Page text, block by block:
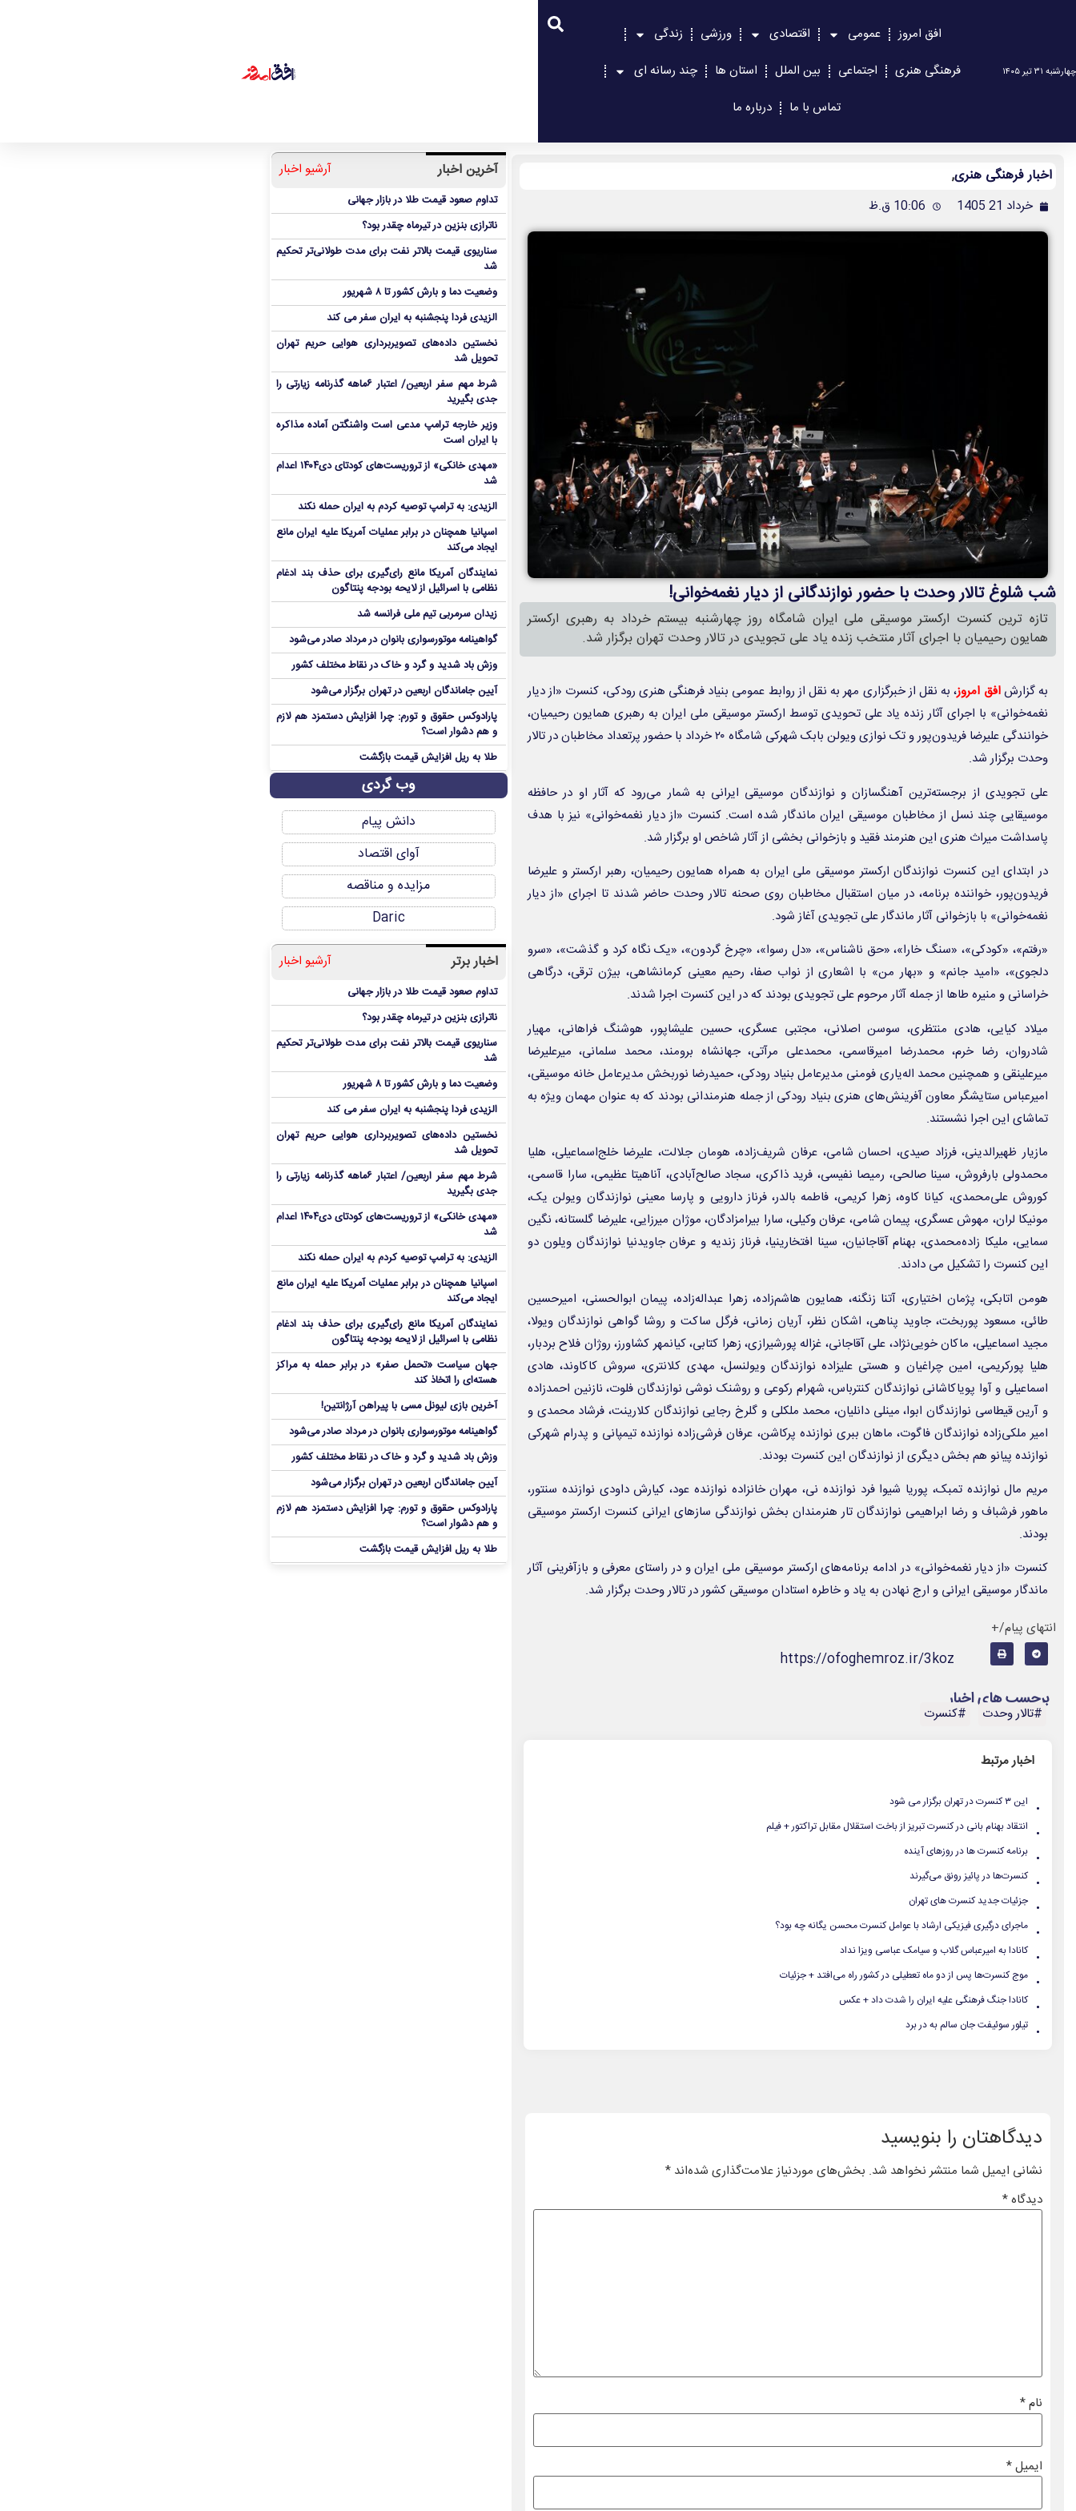
چهارشنبه ۳۱ تیر ۱۴۰۵
افق امروز عمومی اقتصادی ورزشی
زندگی
فرهنگی هنری
اجتماعی بین الملل استان ها
چند رسانه ای
تماس با ما
درباره ما
اخبار فرهنگی هنری,
خرداد 21 1405 10:06 ق.ظ
شب شلوغ تالار وحدت با حضور نوازندگانی از دیار نغمه‌خوانی!
تازه ترین کنسرت ارکستر موسیقی ملی ایران شامگاه روز چهارشنبه بیستم خرداد به رهبری ارکستر
همایون رحیمیان با اجرای آثار منتخب زنده یاد علی تجویدی در تالار وحدت تهران برگزار شد.
به گزارشافق امروز، به نقل از خبرگزاری مهر به نقل از روابط عمومی بنیاد فرهنگی هنری رودکی، کنسرت «از دیار
نغمه‌خوانی» با اجرای آثار زنده یاد علی تحویدی توسط ارکستر موسیقی ملی ایران به رهبری همایون رحیمیان،
خوانندگی علیرضا فریدون‌پور و تک نوازی ویولن بابک شهرکی شامگاه ۲۰ خرداد با حضور پرتعداد مخاطبان در تالار
وحدت برگزار شد.
علی تجویدی از برجسته‌ترین آهنگسازان و نوازندگان موسیقی ایرانی به شمار می‌رود که آثار او در حافظه
موسیقایی چند نسل از مخاطبان موسیقی ایران ماندگار شده است. کنسرت «از دیار نغمه‌خوانی» نیز با هدف
پاسداشت میراث هنری این هنرمند فقید و بازخوانی بخشی از آثار شاخص او برگزار شد.
در ابتدای این کنسرت نوازندگان ارکستر موسیقی ملی ایران به همراه همایون رحیمیان، رهبر ارکستر و علیرضا
فریدون‌پور، خواننده برنامه، در میان استقبال مخاطبان روی صحنه تالار وحدت حاضر شدند تا اجرای «از دیار
نغمه‌خوانی» با بازخوانی آثار ماندگار علی تجویدی آغاز شود.
«رفتم»، «کودکی»، «سنگ خارا»، «حق ناشناس»، «دل رسوا»، «چرخ گردون»، «یک نگاه کرد و گذشت»، «سرو
دلجوی»، «امید جانم» و «بهار من» با اشعاری از نواب صفا، رحیم معینی کرمانشاهی، بیژن ترقی، درگاهی
خراسانی و منیره طاها از جمله آثار مرحوم علی تجویدی بودند که در این کنسرت اجرا شدند.
میلاد کیایی، هادی منتظری، سوسن اصلانی، مجتبی عسگری، حسین علیشاپور، هوشنگ فراهانی، مهیار
شادروان، رضا خرم، محمدرضا امیرقاسمی، محمدعلی مرآتی، جهانشاه برومند، محمد سلمانی، میرعلیرضا
میرعلینقی و همچنین محمد اله‌یاری فومنی مدیرعامل بنیاد رودکی، حمیدرضا نوربخش مدیرعامل خانه موسیقی،
امیرعباس ستایشگر معاون آفرینش‌های هنری بنیاد رودکی از جمله هنرمندانی بودند که به عنوان مهمان ویژه به
تماشای این اجرا نشستند.
مازیار ظهیرالدینی، فرزاد صیدی، احسان شامی، عرفان شریف‌زاده، هومان جلالت، علیرضا خلج‌اسماعیلی، هلیا
محمدولی بارفروش، سینا صالحی، رمیصا نفیسی، فرید ذاکری، سجاد صالح‌آبادی، آناهیتا عظیمی، سارا قاسمی،
کوروش علی‌محمدی، کیانا کاوه، زهرا کریمی، فاطمه بالدر، فرناز دارویی و پارسا معینی نوازندگان ویولن یک،
مونیکا لران، مهوش عسگری، پیمان شامی، عرفان وکیلی، سارا بیرامزادگان، موژان میرزایی، علیرضا گلستانه، نگین
سمایی، ملیکا زاده‌محمدی، بهنام آقاجانیان، سینا افتخارینیا، فرناز زندیه و عرفان جاویدنیا نوازندگان ویلون دو
این کنسرت را تشکیل می دادند.
هومن اتابکی، پژمان اختیاری، آتنا زنگنه، همایون هاشم‌زاده، زهرا عبداله‌زاده، پیمان ابوالحسنی، امیرحسین
طائی، مسعود پوربخت، جاوید پناهی، اشکان نظر، آریان زمانی، فرگل ساکت و روشا گواهی نوازندگان ویولا،
مجید اسماعیلی، ماکان خویی‌نژاد، علی آقاجانی، غزاله پورشیرازی، زهرا کتابی، کیانمهر کشاورز، روژان فلاح بردبار،
هلیا پورکریمی، امین چراغیان و هستی علیزاده نوازندگان ویولنسل، مهدی کلانتری، سروش کاکاوند، هادی
اسماعیلی و آوا پویاکاشانی نوازندگان کنترباس، شهرام رکوعی و روشنک نوشی نوازندگان فلوت، نازنین احمدزاده
و آرین قیطاسی نوازندگان ابوا، مینلی دانلیان، محمد ملکلی و گلرخ رجایی نوازندگان کلارینت، فرشاد محمدی و
امیر ملکی‌زاده نوازندگان فاگوت، ماهان ببری نوازنده پرکاشن، عرفان فرشی‌زاده نوازنده تیمپانی و پدرام شهرکی
نوازنده پیانو هم بخش دیگری از نوازندگان این کنسرت بودند.
مریم مال نوازنده تمبک، پوریا شیوا فرد نوازنده نی، مهران خانزاده نوازنده عود، کیارش داودی نوازنده سنتور،
ماهور فرشباف و رضا ابراهیمی نوازندگان تار هنرمندان بخش نوازندگی سازهای ایرانی کنسرت ارکستر موسیقی
بودند.
کنسرت «از دیار نغمه‌خوانی» در ادامه برنامه‌های ارکستر موسیقی ملی ایران و در راستای معرفی و بازآفرینی آثار
ماندگار موسیقی ایرانی و ارج نهادن به یاد و خاطره استادان موسیقی کشور در تالار وحدت برگزار شد.
انتهای پیام/+
https://ofoghemroz.ir/3koz
برچسب های اخبار
#تالار وحدت #کنسرت
اخبار مرتبط
. این ۳ کنسرت در تهران برگزار می شود
. انتقاد بهنام بانی در کنسرت تبریز از باخت استقلال مقابل تراکتور + فیلم
. برنامه کنسرت ها در روزهای آینده
. کنسرت‌ها در پائیز رونق می‌گیرند
. جزئیات جدید کنسرت های تهران
. ماجرای درگیری فیزیکی ارشاد با عوامل کنسرت محسن یگانه چه بود؟
. کانادا به امیرعباس گلاب و سیامک عباسی ویزا نداد
. موج کنسرت‌ها پس از دو ماه تعطیلی در کشور راه می‌افتد + جزئیات
. کانادا جنگ فرهنگی علیه ایران را شدت داد + عکس
. تیلور سوئیفت جان سالم به در برد
دیدگاهتان را بنویسید
نشانی ایمیل شما منتشر نخواهد شد. بخش‌های موردنیاز علامت‌گذاری شده‌اند*
دیدگاه*
نام*
ایمیل*
آخرین اخبار آرشیو اخبار
تداوم صعود قیمت طلا در بازار جهانی
ناترازی بنزین در تیرماه چقدر بود؟
سناریوی قیمت بالاتر نفت برای مدت طولانی‌تر تحکیم
شد
وضعیت دما و بارش کشور تا ۸ شهریور
الزیدی فردا پنجشنبه به ایران سفر می کند
نخستین داده‌های تصویربرداری هوایی حریم تهران
تحویل شد
شرط مهم سفر اربعین/ اعتبار ۶ماهه گذرنامه زیارتی را
جدی بگیرید
وزیر خارجه ترامپ مدعی است واشنگتن آماده مذاکره
با ایران است
«مهدی خانکی» از تروریست‌های کودتای دی۱۴۰۴ اعدام
شد
الزیدی: به ترامپ توصیه کردم به ایران حمله نکند
اسپانیا همچنان در برابر عملیات آمریکا علیه ایران مانع
ایجاد می‌کند
نمایندگان آمریکا مانع رای‌گیری برای حذف بند ادغام
نظامی با اسرائیل از لایحه بودجه پنتاگون
زیدان سرمربی تیم ملی فرانسه شد
گواهینامه موتورسواری بانوان در مرداد صادر می‌شود
وزش باد شدید و گرد و خاک در نقاط مختلف کشور
آیین جاماندگان اربعین در تهران برگزار می‌شود
پارادوکس حقوق و تورم: چرا افزایش دستمزد هم لازم
و هم دشوار است؟
طلا به ریل افزایش قیمت بازگشت
وب گردی
دانش پیام
آوای اقتصاد
مزایده و مناقصه
Daric
اخبار برتر آرشیو اخبار
تداوم صعود قیمت طلا در بازار جهانی
ناترازی بنزین در تیرماه چقدر بود؟
سناریوی قیمت بالاتر نفت برای مدت طولانی‌تر تحکیم
شد
وضعیت دما و بارش کشور تا ۸ شهریور
الزیدی فردا پنجشنبه به ایران سفر می کند
نخستین داده‌های تصویربرداری هوایی حریم تهران
تحویل شد
شرط مهم سفر اربعین/ اعتبار ۶ماهه گذرنامه زیارتی را
جدی بگیرید
«مهدی خانکی» از تروریست‌های کودتای دی۱۴۰۴ اعدام
شد
الزیدی: به ترامپ توصیه کردم به ایران حمله نکند
اسپانیا همچنان در برابر عملیات آمریکا علیه ایران مانع
ایجاد می‌کند
نمایندگان آمریکا مانع رای‌گیری برای حذف بند ادغام
نظامی با اسرائیل از لایحه بودجه پنتاگون
جهان سیاست «تحمل صفر» در برابر حمله به مراکز
هسته‌ای را اتخاذ کند
آخرین بازی لیونل مسی با پیراهن آرژانتین!
گواهینامه موتورسواری بانوان در مرداد صادر می‌شود
وزش باد شدید و گرد و خاک در نقاط مختلف کشور
آیین جاماندگان اربعین در تهران برگزار می‌شود
پارادوکس حقوق و تورم: چرا افزایش دستمزد هم لازم
و هم دشوار است؟
طلا به ریل افزایش قیمت بازگشت